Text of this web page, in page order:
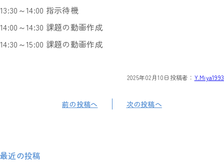
13:30～14:00 指示待機
14:00～14:30 課題の動画作成
14:30～15:00 課題の動画作成
2025年02月10日 投稿者： Y.Miya1993
前の投稿へ 次の投稿へ
最近の投稿